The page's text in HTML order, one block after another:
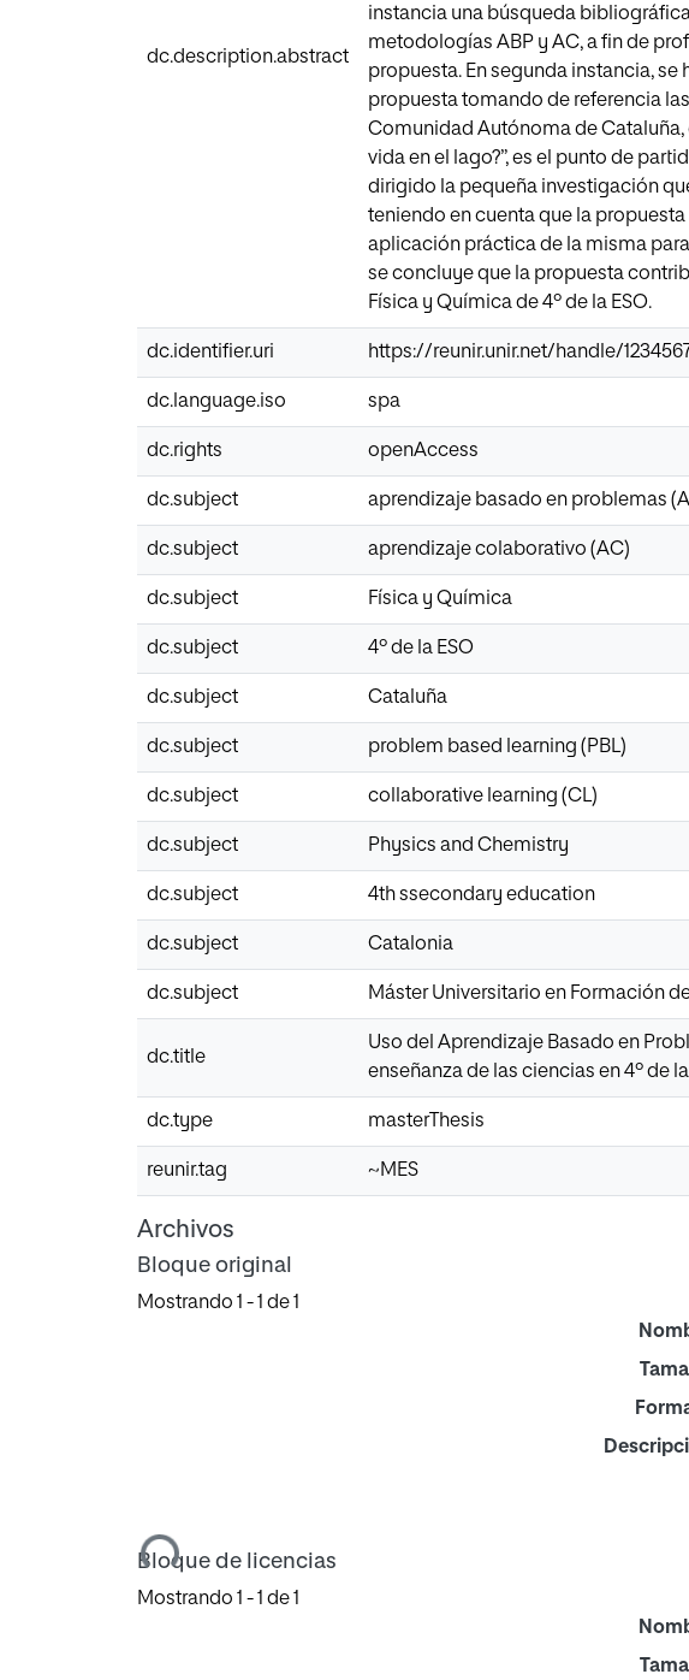
dc.description.abstract
instancia una búsqueda
metodologías ABP y AC, a fin de
propuesta. En segunda instancia,
propuesta tomando de referencia
Comunidad Autónoma de Cataluña,
vida en el lago?”, es el punto de
dirigido la pequeña investigación
teniendo en cuenta que la
aplicación práctica de la misma
se concluye que la propuesta
Física y Química de 4º de la ESO.
dc.identifier.uri https://reunir.unir.net/handle/
dc.language.iso spa
dc.rights openAccess
dc.subject aprendizaje basado en problemas
dc.subject aprendizaje colaborativo (AC)
dc.subject Física y Química
dc.subject 4º de la ESO
dc.subject Cataluña
dc.subject problem based learning (PBL)
dc.subject collaborative learning (CL)
dc.subject Physics and Chemistry
dc.subject 4th ssecondary education
dc.subject Catalonia
dc.subject Máster Universitario en Formación
dc.title
Uso del Aprendizaje Basado en
enseñanza de las ciencias en 4º de la
dc.type masterThesis
reunir.tag ~MES
Archivos
Bloque original
Mostrando 1 - 1 de 1
Cargando...
Bloque de licencias
Mostrando 1 - 1 de 1